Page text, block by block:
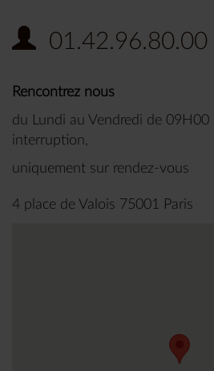
01.42.96.80.00
Rencontrez nous
du Lundi au Vendredi de 09H00
interruption,
uniquement sur rendez-vous
4 place de Valois 75001 Paris